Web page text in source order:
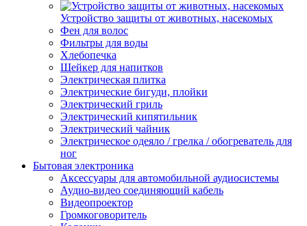
Устройство защиты от животных, насекомых
Фен для волос
Фильтры для воды
Хлебопечка
Шейкер для напитков
Электрическая плитка
Электрические бигуди, плойки
Электрический гриль
Электрический кипятильник
Электрический чайник
Электрическое одеяло / грелка / обогреватель для
ног
Бытовая электроника
Аксессуары для автомобильной аудиосистемы
Аудио-видео соединяющий кабель
Видеопроектор
Громкоговоритель